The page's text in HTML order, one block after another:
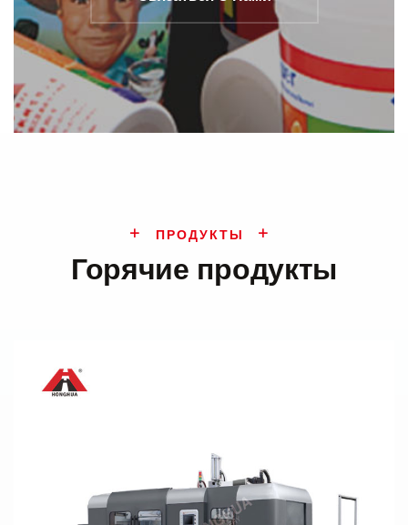
ПРОДУКТЫ
Горячие продукты